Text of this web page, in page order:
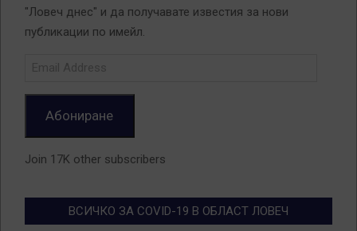
"Ловеч днес" и да получавате известия за нови
публикации по имейл.
Абониране
Join 17K other subscribers
ВСИЧКО ЗА COVID-19 В ОБЛАСТ ЛОВЕЧ